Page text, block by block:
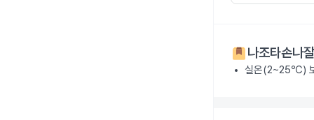
나조타손나
실온(2~25℃)